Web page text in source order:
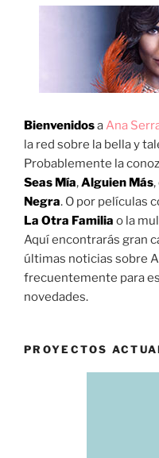
BienvenidosaAna
la red sobre la bella y
Probablemente la
Seas Mía,Alguien Más
Negra. O por películas
La Otra Familia o la
Aquí encontrarás gran
últimas noticias sobre
frecuentemente para
novedades.
PROYECTOS